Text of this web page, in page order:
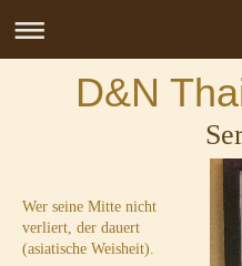
D&N
Wer seine Mitte nicht
verliert, der dauert
(asiatische Weisheit).